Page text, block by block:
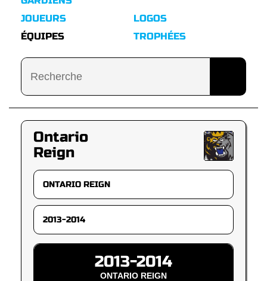
JOUEURS
ÉQUIPES
LOGOS
TROPHÉES
Ontario
Reign
2013-2014
ONTARIO REIGN